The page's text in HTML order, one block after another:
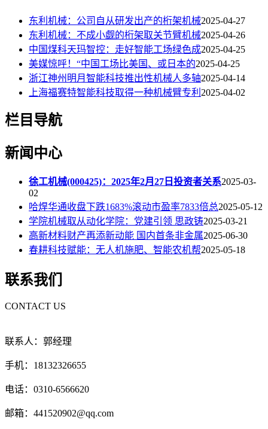
东利机械：公司自从研发出产的桁架机械2025-04-27
东利机械：不成小觑的桁架取关节臂机械2025-04-26
中国煤科天玛智控：走好智能工场绿色成2025-04-25
美媒惊呼！“中国工场比美国、或日本的2025-04-25
浙江神州明月智能科技推出性机械人多轴2025-04-14
上海福赛特智能科技取得一种机械臂专利 2025-04-02
栏目导航
新闻中心
徐工机械(000425)：2025年2月27日投资者关系2025-03-
02
哈焊华通收盘下跌1683%滚动市盈率7833倍总2025-05-12
学院机械取从动化学院：党建引领 思政铸2025-03-21
高新材料财产再添新动能 国内首条非金属2025-06-30
春耕科技赋能：无人机施肥、智能农机帮2025-05-18
联系我们
CONTACT US
联系人：郭经理
手机：18132326655
电话：0310-6566620
邮箱：441520902@qq.com